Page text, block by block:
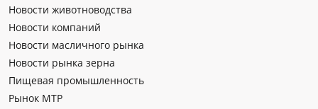
Новости животноводства
Новости компаний
Новости масличного рынка
Новости рынка зерна
Пищевая промышленность
Рынок МТР